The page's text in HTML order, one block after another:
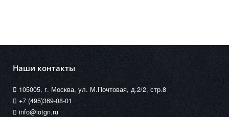
Наши контакты
105005, г. Москва, ул. М.Почтовая, д.2/2, стр.8
+7 (495)369-08-01
info@iotgn.ru